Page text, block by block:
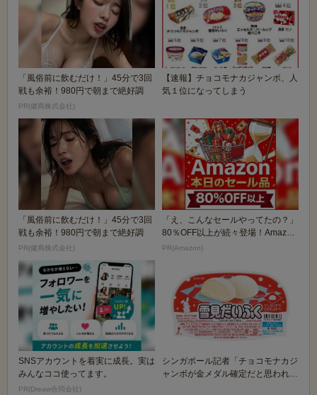
「風俗前に飲むだけ！」45分で3回
戦も余裕！980円で朝まで絶好調
PR(健商株式会社)
【速報】チョコモナカジャンボ、人
気１位になってしまう
「風俗前に飲むだけ！」45分で3回
戦も余裕！980円で朝まで絶好調
PR(健商株式会社)
「え、こんなセールやってたの？」
80％OFF以上が続々登場！Amazon
の本気が...
PR(Amazon)
SNSアカウントを着実に成長。実は
みんなココ使ってます。
PR(Dreaw合同会社)
シンガポール記者「チョコモナカジ
ャンボが金メダル確定だと思われた